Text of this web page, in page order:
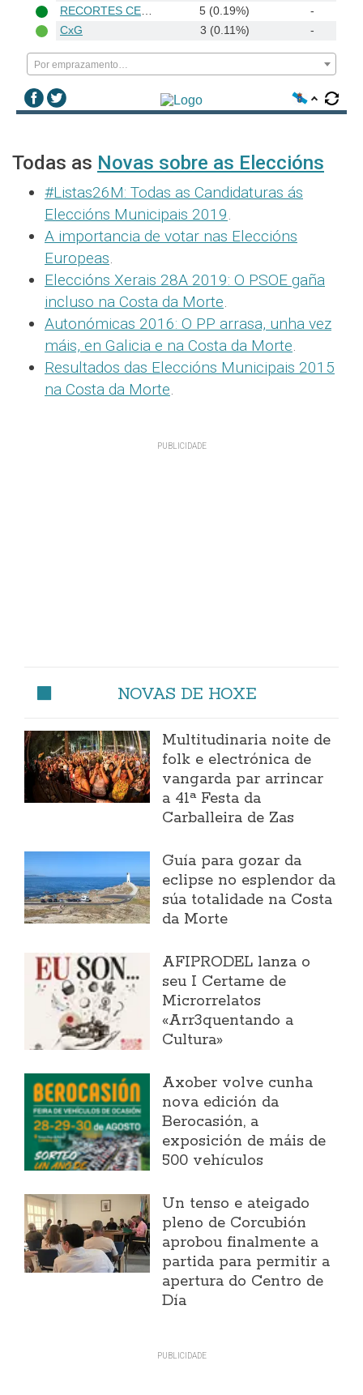
RECORTES CERO-GV
5 (0.19%)
-
CxG
3 (0.11%) -
Por emprazamento…
Todas as Novas sobre as Eleccións
#Listas26M: Todas as Candidaturas ás
Eleccións Municipais 2019.
A importancia de votar nas Eleccións
Europeas.
Eleccións Xerais 28A 2019: O PSOE gaña
incluso na Costa da Morte.
Autonómicas 2016: O PP arrasa, unha vez
máis, en Galicia e na Costa da Morte.
Resultados das Eleccións Municipais 2015
na Costa da Morte.
NOVAS DE HOXE
Multitudinaria noite de
folk e electrónica de
vangarda par arrincar
a 41ª Festa da
Carballeira de Zas
Guía para gozar da
eclipse no esplendor da
súa totalidade na Costa
da Morte
AFIPRODEL lanza o
seu I Certame de
Microrrelatos
«Arr3quentando a
Cultura»
Axober volve cunha
nova edición da
Berocasión, a
exposición de máis de
500 vehículos
Un tenso e ateigado
pleno de Corcubión
aprobou finalmente a
partida para permitir a
apertura do Centro de
Día